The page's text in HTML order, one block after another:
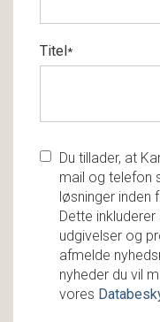
Titel*
Du tillader, at
mail og telefon
løsninger inden
Dette inkluderer
udgivelser og
afmelde
nyheder du vil
vores